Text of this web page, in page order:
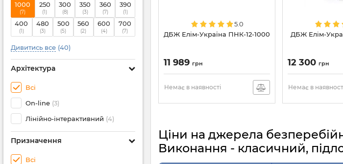
1000
(7)
250
(1)
300
(8)
350
(3)
360
(7)
390
(1)
400
(1)
480
(3)
500
(5)
560
(2)
600
(4)
700
(7)
Дивитись все (40)
Архітектура
Всі
On-line (3)
Лінійно-інтерактивний (4)
Призначення
Всі
5.0
ДБЖ Елім-Україна ПНК-12-1000
11 989 грн
Немає в наявності
ДБЖ Елім-
12 300 грн
Немає в
Ціни на джерела
Виконання - класичний,